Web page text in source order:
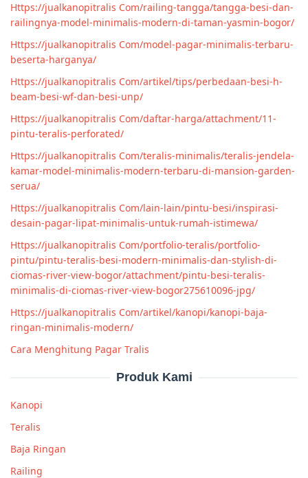
Https://jualkanopitralis Com/railing-tangga/tangga-besi-dan-
railingnya-model-minimalis-modern-di-taman-yasmin-bogor/
Https://jualkanopitralis Com/model-pagar-minimalis-terbaru-
beserta-harganya/
Https://jualkanopitralis Com/artikel/tips/perbedaan-besi-h-
beam-besi-wf-dan-besi-unp/
Https://jualkanopitralis Com/daftar-harga/attachment/11-
pintu-teralis-perforated/
Https://jualkanopitralis Com/teralis-minimalis/teralis-jendela-
kamar-model-minimalis-modern-terbaru-di-mansion-garden-
serua/
Https://jualkanopitralis Com/lain-lain/pintu-besi/inspirasi-
desain-pagar-lipat-minimalis-untuk-rumah-istimewa/
Https://jualkanopitralis Com/portfolio-teralis/portfolio-
pintu/pintu-teralis-besi-modern-minimalis-dan-stylish-di-
ciomas-river-view-bogor/attachment/pintu-besi-teralis-
minimalis-di-ciomas-river-view-bogor275610096-jpg/
Https://jualkanopitralis Com/artikel/kanopi/kanopi-baja-
ringan-minimalis-modern/
Cara Menghitung Pagar Tralis
Produk Kami
Kanopi
Teralis
Baja Ringan
Railing